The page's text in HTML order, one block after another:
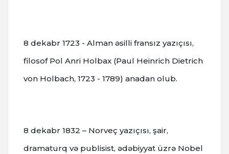
8 dekabr 1723 - Alman əsilli fransız yazıçısı,
filosof Pol Anri Holbax (Paul Heinrich Dietrich
von Holbach, 1723 - 1789) anadan olub.
8 dekabr 1832 – Norveç yazıçısı, şair,
dramaturq və publisist, ədəbiyyat üzrə Nobel